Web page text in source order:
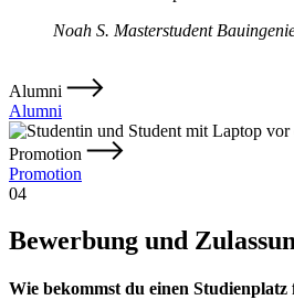
Noah S. Masterstudent
Alumni
Alumni
Promotion
Promotion
04
Bewerbung und
Wie bekommst du einen